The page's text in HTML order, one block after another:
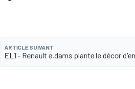
ARTICLE SUIVANT
EL1 - Renault e.dams plante le décor